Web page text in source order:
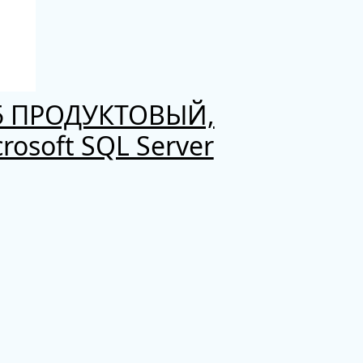
ПРОДУКТОВЫЙ,
SQL Server